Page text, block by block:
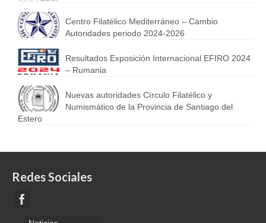
Centro Filatélico Mediterráneo – Cambio
Autoridades periodo 2024-2026
Resultados Exposición Internacional EFIRO 2024
– Rumania
Nuevas autoridades Círculo Filatélico y
Numismático de la Provincia de Santiago del
Estero
Redes Sociales